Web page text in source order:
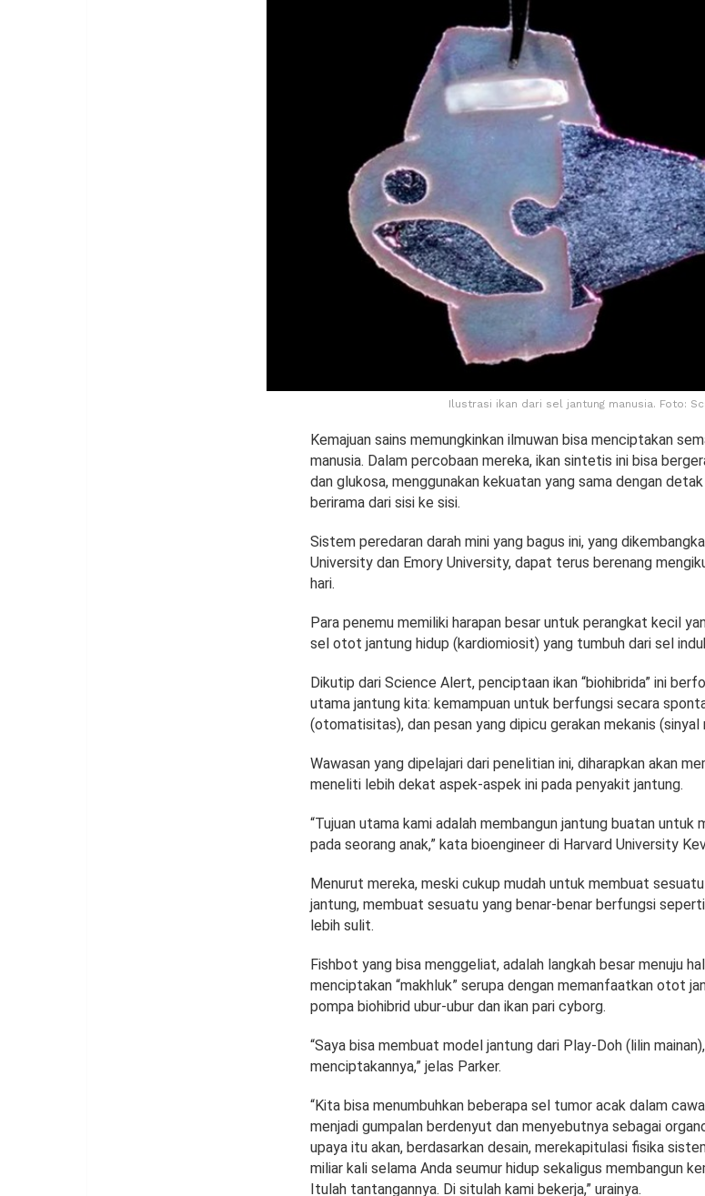
Ilustrasi ikan dari sel jantung manusia. Foto:
Kemajuan sains memungkinkan ilmuwan bisa menciptakan
manusia. Dalam percobaan mereka, ikan sintetis ini bisa
dan glukosa, menggunakan kekuatan yang sama dengan
berirama dari sisi ke sisi.
Sistem peredaran darah mini yang bagus ini, yang
University dan Emory University, dapat terus berenang
hari.
Para penemu memiliki harapan besar untuk perangkat kecil
sel otot jantung hidup (kardiomiosit) yang tumbuh dari sel
Dikutip dari Science Alert, penciptaan ikan “biohibrida” ini
utama jantung kita: kemampuan untuk berfungsi secara
(otomatisitas), dan pesan yang dipicu gerakan mekanis (sinyal
Wawasan yang dipelajari dari penelitian ini, diharapkan akan
meneliti lebih dekat aspek-aspek ini pada penyakit jantung.
“Tujuan utama kami adalah membangun jantung buatan
pada seorang anak,” kata bioengineer di Harvard University
Menurut mereka, meski cukup mudah untuk membuat
jantung, membuat sesuatu yang benar-benar berfungsi
lebih sulit.
Fishbot yang bisa menggeliat, adalah langkah besar menuju
menciptakan “makhluk” serupa dengan memanfaatkan otot
pompa biohibrid ubur-ubur dan ikan pari cyborg.
“Saya bisa membuat model jantung dari Play-Doh (lilin
menciptakannya,” jelas Parker.
“Kita bisa menumbuhkan beberapa sel tumor acak dalam
menjadi gumpalan berdenyut dan menyebutnya sebagai
upaya itu akan, berdasarkan desain, merekapitulasi fisika
miliar kali selama Anda seumur hidup sekaligus membangun
Itulah tantangannya. Di situlah kami bekerja,” urainya.